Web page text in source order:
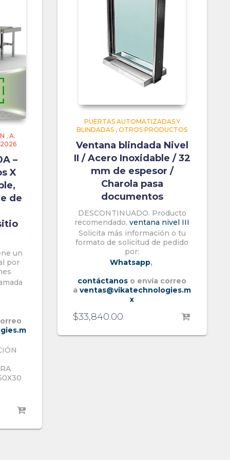
, A.
2026
–
X
de
un
por
PUERTAS AUTOMATIZADAS Y
BLINDADAS ,OTROS PRODUCTOS
Ventana blindada Nivel
II / Acero Inoxidable / 32
mm de espesor /
Charola pasa
documentos
DESCONTINUADO. Producto
recomendado,ventana nivel III
Solicita más información o tu
formato de solicitud de pedido
por:
Whatsapp,
contáctanos o envía correo
aventas@vikatechnologies.m
x
$33,840.00